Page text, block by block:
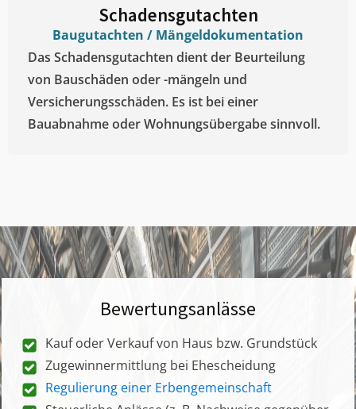
Schadensgutachten
Baugutachten / Mängeldokumentation
Das Schadensgutachten dient der Beurteilung
von Bauschäden oder -mängeln und
Versicherungsschäden. Es ist bei einer
Bauabnahme oder Wohnungsübergabe sinnvoll.
Bewertungsanlässe
Kauf oder Verkauf von Haus bzw. Grundstück
Zugewinnermittlung bei Ehescheidung
Regulierung einer Erbengemeinschaft